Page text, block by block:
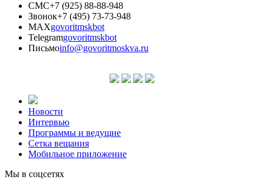
СМС+7 (925) 88-88-948
Звонок+7 (495) 73-73-948
MAXgovoritmskbot
Telegramgovoritmskbot
Письмоinfo@govoritmoskva.ru
Новости
Интервью
Программы и ведущие
Сетка вещания
Мобильное приложение
Мы в соцсетях